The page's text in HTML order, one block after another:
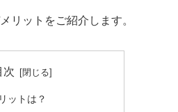
リットをご紹介します。
次
ットは？